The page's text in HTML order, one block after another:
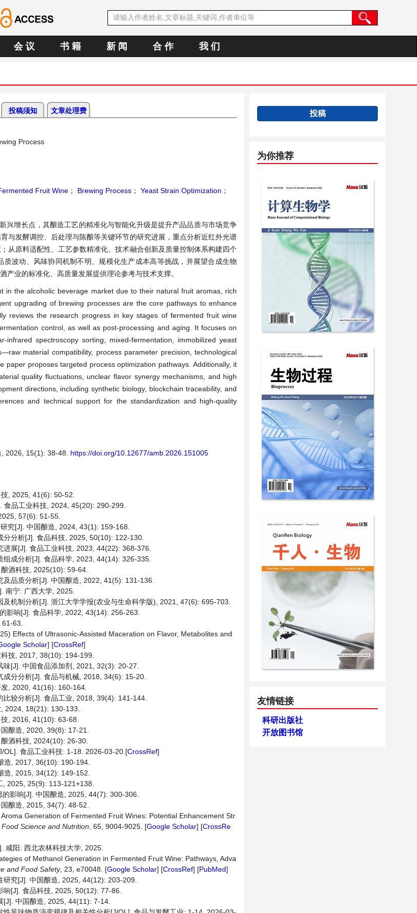
会 议 书 籍 新 闻 合 作 我 们
投稿须知 文章处理费
Process
Fruit Wine ； Brewing Process ； Yeast Strain Optimization ；
兴增长点，其酿造工艺的精准化与智能化升级是提升产品品质与市场竞争
与发酵调控、后处理与陈酿等关键环节的研究进展，重点分析近红外光谱
从原料适配性、工艺参数精准化、技术融合创新及质量控制体系构建四个
波动、风味协同机制不明、规模化生产成本高等挑战，并展望合成生物
业的标准化、高质量发展提供理论参考与技术支撑。
the alcoholic beverage market due to their natural fruit aromas, rich
upgrading of brewing processes are the core pathways to enhance
reviews the research progress in key stages of fermented fruit wine
control, as well as post-processing and aging. It focuses on
spectroscopy sorting, mixed-fermentation, immobilized yeast
material compatibility, process parameter precision, technological
proposes targeted process optimization pathways. Additionally, it
quality fluctuations, unclear flavor synergy mechanisms, and high
directions, including synthetic biology, blockchain traceability, and
and technical support for the standardization and high-quality
2026, 15(1): 38-48. https://doi.org/10.12677/amb.2026.151005
, 2025, 41(6): 50-52.
食品工业科技, 2024, 45(20): 290-299.
57(6): 51-55.
究[J]. 中国酿造, 2024, 43(1): 159-168.
分析[J]. 食品科技, 2025, 50(10): 122-130.
展[J]. 食品工业科技, 2023, 44(22): 368-376.
成分析[J]. 食品科学, 2023, 44(14): 326-335.
酒科技, 2025(10): 59-64.
品质分析[J]. 中国酿造, 2022, 41(5): 131-136.
南宁: 广西大学, 2025.
机制分析[J]. 浙江大学学报(农业与生命科学版), 2021, 47(6): 695-703.
影响[J]. 食品科学, 2022, 43(14): 256-263.
63.
Effects of Ultrasonic-Assisted Maceration on Flavor, Metabolites and
Scholar] [CrossRef]
技, 2017, 38(10): 194-199.
[J]. 中国食品添加剂, 2021, 32(3): 20-27.
分分析[J]. 食品与机械, 2018, 34(6): 15-20.
, 2020, 41(16): 160-164.
较分析[J]. 食品工业, 2018, 39(4): 141-144.
2024, 18(21): 130-133.
, 2016, 41(10): 63-68.
酿造, 2020, 39(8): 17-21.
酒科技, 2024(10): 26-30.
OL]. 食品工业科技: 1-18. 2026-03-20.[CrossRef]
造, 2017, 36(10): 190-194.
造, 2015, 34(12): 149-152.
2025, 25(9): 113-121+138.
影响[J]. 中国酿造, 2025, 44(7): 300-306.
酿造, 2015, 34(7): 48-52.
Generation of Fermented Fruit Wines: Potential Enhancement Str
Science and Nutrition , 65, 9004-9025. [Google Scholar] [CrossRe
咸阳: 西北农林科技大学, 2025.
of Methanol Generation in Fermented Fruit Wine: Pathways, Adva
and Food Safety, 23, e70048. [Google Scholar] [CrossRef] [PubMed]
究[J]. 中国酿造, 2025, 44(12): 203-209.
[J]. 食品科技, 2025, 50(12): 77-86.
中国酿造, 2025, 44(11): 7-14.
投稿
为你推荐
友情链接
科研出版社
开放图书馆